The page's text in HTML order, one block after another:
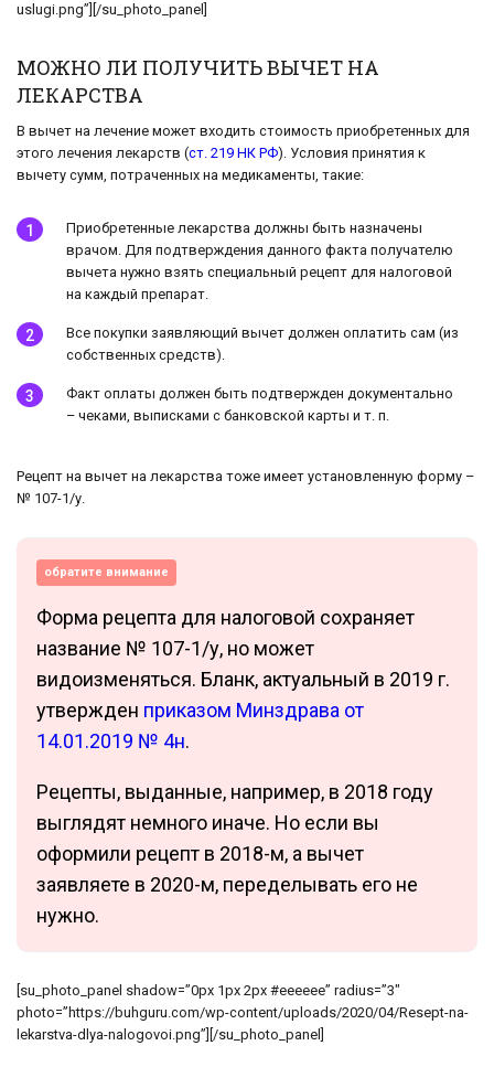
uslugi.png”][/su_photo_panel]
МОЖНО ЛИ ПОЛУЧИТЬ ВЫЧЕТ НА
ЛЕКАРСТВА
В вычет на лечение может входить стоимость приобретенных для
этого лечения лекарств (ст. 219 НК РФ). Условия принятия к
вычету сумм, потраченных на медикаменты, такие:
Приобретенные лекарства должны быть назначены
врачом. Для подтверждения данного факта получателю
вычета нужно взять специальный рецепт для налоговой
на каждый препарат.
Все покупки заявляющий вычет должен оплатить сам (из
собственных средств).
Факт оплаты должен быть подтвержден документально
– чеками, выписками с банковской карты и т. п.
Рецепт на вычет на лекарства тоже имеет установленную форму –
№ 107-1/у.
обратите внимание
Форма рецепта для налоговой сохраняет
название № 107-1/у, но может
видоизменяться. Бланк, актуальный в 2019 г.
утвержден приказом Минздрава от
14.01.2019 № 4н.
Рецепты, выданные, например, в 2018 году
выглядят немного иначе. Но если вы
оформили рецепт в 2018-м, а вычет
заявляете в 2020-м, переделывать его не
нужно.
[su_photo_panel shadow=”0px 1px 2px #eeeeee” radius=”3″
photo=”https://buhguru.com/wp-content/uploads/2020/04/Resept-na-
lekarstva-dlya-nalogovoi.png”][/su_photo_panel]